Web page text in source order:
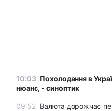
10:03 Похолодання в
нюанс, - синоптик
09:52
Валюта дорожчає